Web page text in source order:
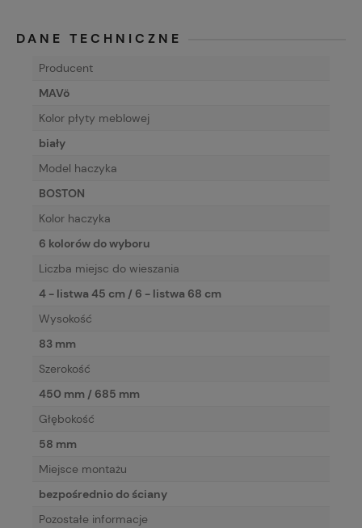
DANE TECHNICZNE
Producent
MAVö
Kolor płyty meblowej
biały
Model haczyka
BOSTON
Kolor haczyka
6 kolorów do wyboru
Liczba miejsc do wieszania
4 - listwa 45 cm / 6 - listwa 68 cm
Wysokość
83 mm
Szerokość
450 mm / 685 mm
Głębokość
58 mm
Miejsce montażu
bezpośrednio do ściany
Pozostałe informacje